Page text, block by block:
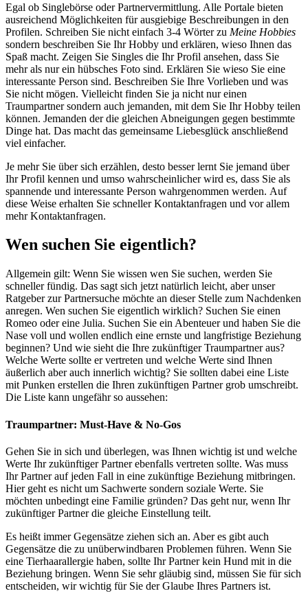
Egal ob Singlebörse oder Partnervermittlung. Alle Portale bieten
ausreichend Möglichkeiten für ausgiebige Beschreibungen in den
Profilen. Schreiben Sie nicht einfach 3-4 Wörter zu Meine Hobbies
sondern beschreiben Sie Ihr Hobby und erklären, wieso Ihnen das
Spaß macht. Zeigen Sie Singles die Ihr Profil ansehen, dass Sie
mehr als nur ein hübsches Foto sind. Erklären Sie wieso Sie eine
interessante Person sind. Beschreiben Sie Ihre Vorlieben und was
Sie nicht mögen. Vielleicht finden Sie ja nicht nur einen
Traumpartner sondern auch jemanden, mit dem Sie Ihr Hobby teilen
können. Jemanden der die gleichen Abneigungen gegen bestimmte
Dinge hat. Das macht das gemeinsame Liebesglück anschließend
viel einfacher.
Je mehr Sie über sich erzählen, desto besser lernt Sie jemand über
Ihr Profil kennen und umso wahrscheinlicher wird es, dass Sie als
spannende und interessante Person wahrgenommen werden. Auf
diese Weise erhalten Sie schneller Kontaktanfragen und vor allem
mehr Kontaktanfragen.
Wen suchen Sie eigentlich?
Allgemein gilt: Wenn Sie wissen wen Sie suchen, werden Sie
schneller fündig. Das sagt sich jetzt natürlich leicht, aber unser
Ratgeber zur Partnersuche möchte an dieser Stelle zum Nachdenken
anregen. Wen suchen Sie eigentlich wirklich? Suchen Sie einen
Romeo oder eine Julia. Suchen Sie ein Abenteuer und haben Sie die
Nase voll und wollen endlich eine ernste und langfristige Beziehung
beginnen? Und wie sieht die Ihre zukünftiger Traumpartner aus?
Welche Werte sollte er vertreten und welche Werte sind Ihnen
äußerlich aber auch innerlich wichtig? Sie sollten dabei eine Liste
mit Punken erstellen die Ihren zukünftigen Partner grob umschreibt.
Die Liste kann ungefähr so aussehen:
Traumpartner: Must-Have & No-Gos
Gehen Sie in sich und überlegen, was Ihnen wichtig ist und welche
Werte Ihr zukünftiger Partner ebenfalls vertreten sollte. Was muss
Ihr Partner auf jeden Fall in eine zukünftige Beziehung mitbringen.
Hier geht es nicht um Sachwerte sondern soziale Werte. Sie
möchten unbedingt eine Familie gründen? Das geht nur, wenn Ihr
zukünftiger Partner die gleiche Einstellung teilt.
Es heißt immer Gegensätze ziehen sich an. Aber es gibt auch
Gegensätze die zu unüberwindbaren Problemen führen. Wenn Sie
eine Tierhaarallergie haben, sollte Ihr Partner kein Hund mit in die
Beziehung bringen. Wenn Sie sehr gläubig sind, müssen Sie für sich
entscheiden, wir wichtig für Sie der Glaube Ihres Partners ist.